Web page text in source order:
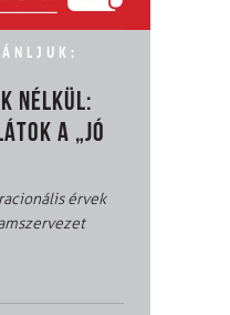
NÉLKÜL:
A „JÓ
érvek